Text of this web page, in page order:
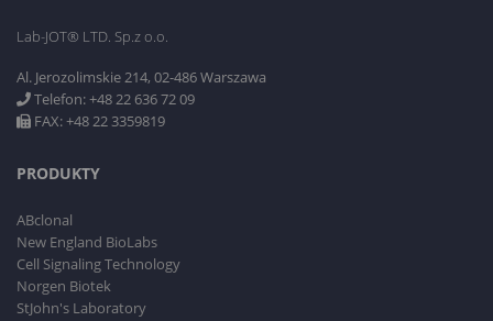
Lab-JOT® LTD. Sp.z o.o.
Al. Jerozolimskie 214, 02-486 Warszawa
Telefon: +48 22 636 72 09
FAX: +48 22 3359819
PRODUKTY
ABclonal
New England BioLabs
Cell Signaling Technology
Norgen Biotek
StJohn's Laboratory